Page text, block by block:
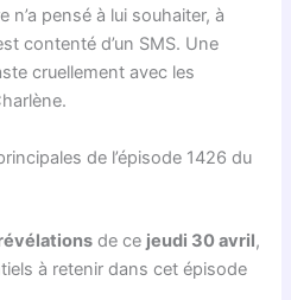
n’a pensé à lui souhaiter, à
contenté d’un SMS. Une
cruellement avec les
de l’épisode 1426 du
de ce jeudi 30 avril,
à retenir dans cet épisode